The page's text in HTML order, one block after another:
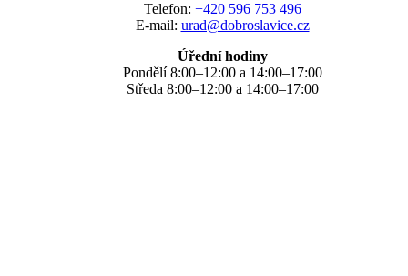
Telefon: +420 596 753 496
E-mail: urad@dobroslavice.cz
Úřední hodiny
Pondělí 8:00–12:00 a 14:00–17:00
Středa 8:00–12:00 a 14:00–17:00